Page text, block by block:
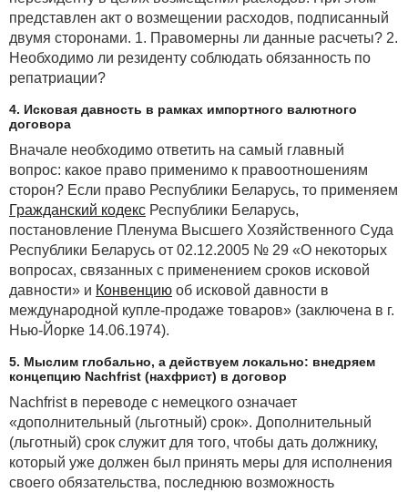
представлен акт о возмещении расходов, подписанный
двумя сторонами. 1. Правомерны ли данные расчеты? 2.
Необходимо ли резиденту соблюдать обязанность по
репатриации?
4. Исковая давность в рамках импортного валютного
договора
Вначале необходимо ответить на самый главный
вопрос: какое право применимо к правоотношениям
сторон? Если право Республики Беларусь, то применяем
Гражданский кодекс Республики Беларусь,
постановление Пленума Высшего Хозяйственного Суда
Республики Беларусь от 02.12.2005 № 29 «О некоторых
вопросах, связанных с применением сроков исковой
давности» и Конвенцию об исковой давности в
международной купле-продаже товаров» (заключена в г.
Нью-Йорке 14.06.1974).
5. Мыслим глобально, а действуем локально: внедряем
концепцию Nachfrist (нахфрист) в договор
Nachfrist в переводе с немецкого означает
«дополнительный (льготный) срок». Дополнительный
(льготный) срок служит для того, чтобы дать должнику,
который уже должен был принять меры для исполнения
своего обязательства, последнюю возможность